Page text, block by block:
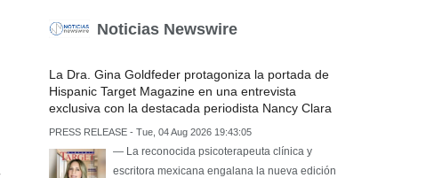
Noticias Newswire
La Dra. Gina Goldfeder protagoniza la portada de
Hispanic Target Magazine en una entrevista
exclusiva con la destacada periodista Nancy Clara
PRESS RELEASE - Tue, 04 Aug 2026 19:43:05
— La reconocida psicoterapeuta clínica y
escritora mexicana engalana la nueva edición